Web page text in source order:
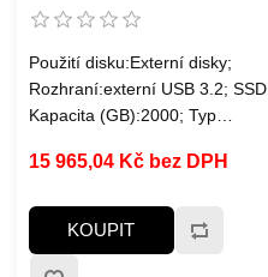
Použití disku:Externí disky;
Rozhraní:externí USB 3.2; SSD
Kapacita (GB):2000; Typ
čtení MB/s:2000MB/s a víc;
MB/s:2000MB/s a víc
15 965,04 Kč bez DPH
KOUPIT